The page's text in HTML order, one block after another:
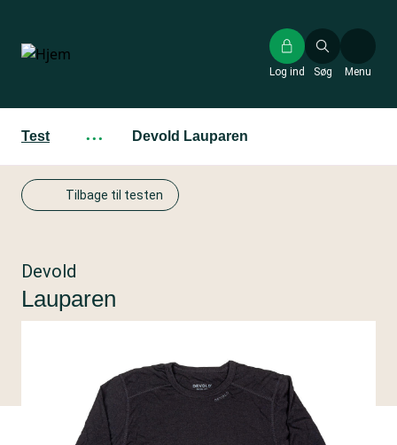
hovedindhold
Søg
Log ind Menu
Test ··· Devold Lauparen
Tilbage til testen
Devold
Lauparen